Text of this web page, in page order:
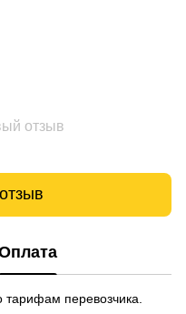
отзыв
перевозчика.